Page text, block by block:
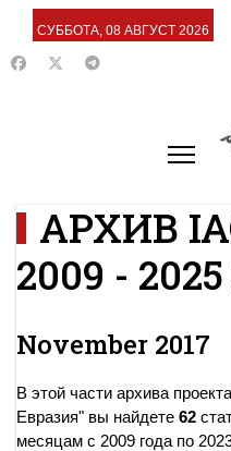
СУББОТА, 08 АВГУСТ 2026
АРХИВ
2009 -
November 2017
В этой части архива
Евразия" вы найдете 62
месяцам с 2009 года по